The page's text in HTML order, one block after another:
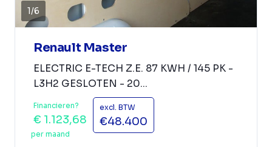
1/6
Renault Master
ELECTRIC E-TECH Z.E. 87 KWH / 145 PK -
L3H2 GESLOTEN - 20...
Financieren?
€ 1.123,68
per maand
excl. BTW
€48.400